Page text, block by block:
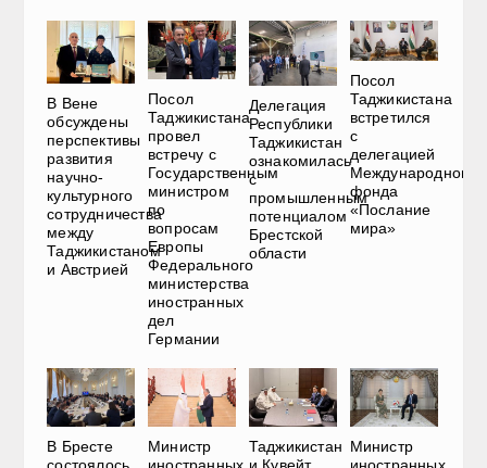
В Вене
обсуждены
перспективы
развития
научно-
культурного
сотрудничества
между
Таджикистаном
и Австрией
Посол
Таджикистана
провел
встречу с
Государственным
министром
по
вопросам
Европы
Федерального
министерства
иностранных
дел
Германии
Делегация
Республики
Таджикистан
ознакомилась
с
промышленным
потенциалом
Брестской
области
Посол
Таджикистана
встретился
с
делегацией
Международного
фонда
«Послание
мира»
В Бресте
Министр
Таджикистан Министр